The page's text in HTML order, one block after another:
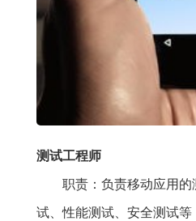
测试工程师
职责：负责移动应用的
试、性能测试、安全测试